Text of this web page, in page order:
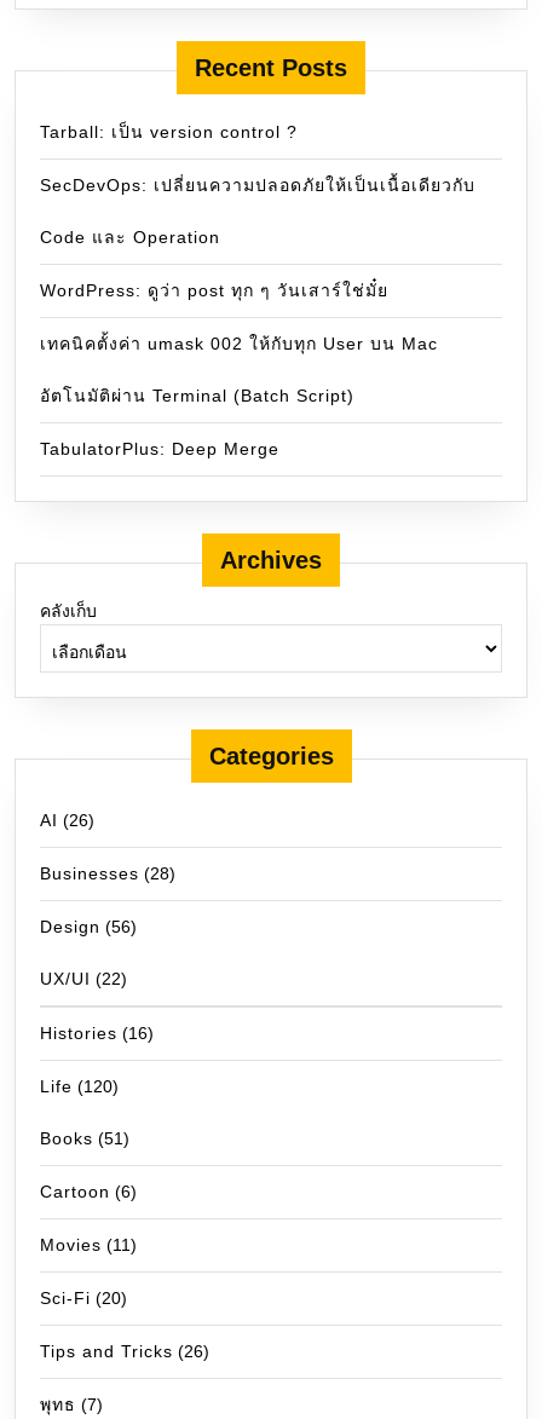
Recent Posts
Tarball: เป็น version control ?
SecDevOps: เปลี่ยนความปลอดภัยให้เป็นเนื้อเดียวกับ
Code และ Operation
WordPress: ดูว่า post ทุก ๆ วันเสาร์ใช่มั๋ย
เทคนิคตั้งค่า umask 002 ให้กับทุก User บน Mac
อัตโนมัติผ่าน Terminal (Batch Script)
TabulatorPlus: Deep Merge
Archives
คลังเก็บ
Categories
AI (26)
Businesses (28)
Design (56)
UX/UI (22)
Histories (16)
Life (120)
Books (51)
Cartoon (6)
Movies (11)
Sci-Fi (20)
Tips and Tricks (26)
พุทธ (7)